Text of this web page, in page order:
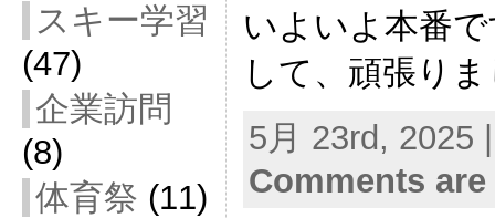
スキー学習
(47)
企業訪問
(8)
体育祭 (11)
いよいよ本番
して、頑張り
5月 23rd, 2025
Comments